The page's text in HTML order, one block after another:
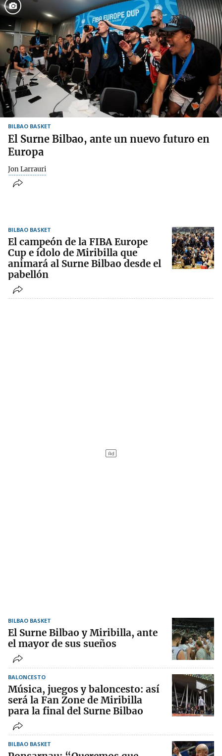
BILBAO BASKET
El Surne Bilbao, ante un nuevo futuro en
Europa
Jon Larrauri
BILBAO BASKET
El campeón de la FIBA Europe
Cup e ídolo de Miribilla que
animará al Surne Bilbao desde el
pabellón
BILBAO BASKET
El Surne Bilbao y Miribilla, ante
el mayor de sus sueños
BALONCESTO
Música, juegos y baloncesto: así
será la Fan Zone de Miribilla
para la final del Surne Bilbao
BILBAO BASKET